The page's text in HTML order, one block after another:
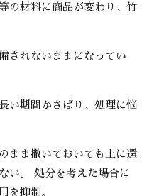
の材料に商品が変わり、竹
されないままになってい
い期間かさばり、処理に悩
まま撒いておいても土に還
い。 処分を考えた場合に
を抑制。